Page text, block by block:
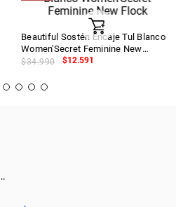
Beautiful Sostén Encaje Tul Blanco
Women'Secret Feminine New
Flock
$34.990 $12.591